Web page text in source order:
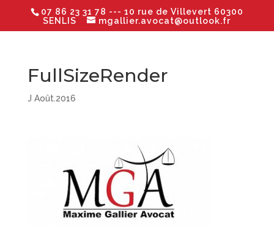
07 86 23 31 78 --- 10 rue de Villevert 60300
SENLIS
mgallier.avocat@outlook.fr
FullSizeRender
J Août.2016